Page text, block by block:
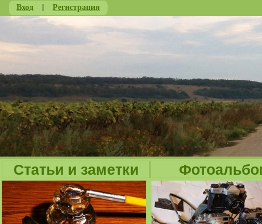
Вход | Регистрация
Статьи и заметки